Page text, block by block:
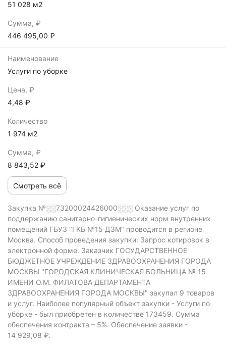
51 028 м2
Сумма, ₽
446 495,00 ₽
Наименование
Услуги по уборке
Цена, ₽
4,48 ₽
Количество
1 974 м2
Сумма, ₽
8 843,52 ₽
Смотреть всё
Закупка №░░73200024426000░░░ Оказание услуг по
поддержанию санитарно-гигиенических норм внутренних
помещений ГБУЗ "ГКБ №15 ДЗМ" проводится в регионе
Москва. Способ проведения закупки: Запрос котировок в
электронной форме. Заказчик ГОСУДАРСТВЕННОЕ
БЮДЖЕТНОЕ УЧРЕЖДЕНИЕ ЗДРАВООХРАНЕНИЯ ГОРОДА
МОСКВЫ "ГОРОДСКАЯ КЛИНИЧЕСКАЯ БОЛЬНИЦА № 15
ИМЕНИ О.М. ФИЛАТОВА ДЕПАРТАМЕНТА
ЗДРАВООХРАНЕНИЯ ГОРОДА МОСКВЫ" закупал 9 товаров
и услуг. Наиболее популярный объект закупки - Услуги по
уборке - был приобретен в количестве 173459. Сумма
обеспечения контракта – 5%. Обеспечение заявки -
14 929,08 ₽.